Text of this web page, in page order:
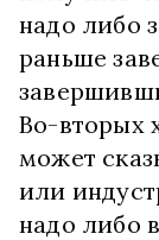
надо либо
раньше
Во-вторых
может
или
надо либо